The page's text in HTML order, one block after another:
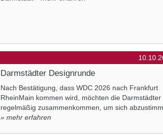
Darmstädter Designrunde
Nach Bestätigung, dass WDC 2026 nach Frankfurt
RheinMain kommen wird, möchten die Darmstädter
regelmäßig zusammenkommen, um sich
» mehr erfahren